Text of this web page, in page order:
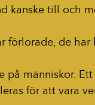
kanske till och
förlorade, de har
på människor.
för att vara